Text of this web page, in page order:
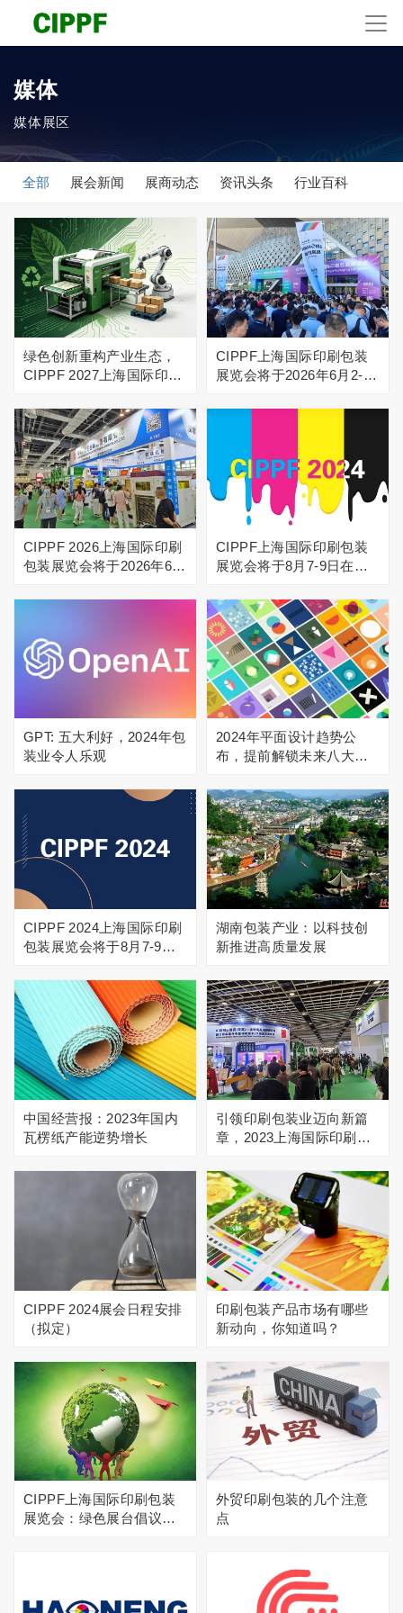
媒体
媒体展区
全部 展会新闻 展商动态 资讯头条 行业百科
绿色创新重构产业生态，
CIPPF 2027上海国际印刷
日在上海世博展览馆举办
CIPPF上海国际印刷包装
展览会将于2026年6月2-4
新与绿色转型
CIPPF 2026上海国际印刷
包装展览会将于2026年6月
包装行业前沿趋势
CIPPF上海国际印刷包装
展览会将于8月7-9日在上
GPT: 五大利好，2024年包
装业令人乐观
2024年平面设计趋势公
布，提前解锁未来八大流
CIPPF 2024上海国际印刷
包装展览会将于8月7-9日
湖南包装产业：以科技创
新推进高质量发展
中国经营报：2023年国内
瓦楞纸产能逆势增长
引领印刷包装业迈向新篇
章，2023上海国际印刷包
CIPPF 2024展会日程安排
（拟定）
印刷包装产品市场有哪些
新动向，你知道吗？
CIPPF上海国际印刷包装
展览会：绿色展台倡议引
外贸印刷包装的几个注意
点